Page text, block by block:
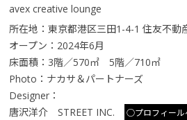
avex creative lounge
所在地：東京都港区三田1-4-1 住友不動
オープン：2024年6月
床面積：3階／570㎡ 5階／710㎡
Photo：ナカサ＆パートナーズ
Designer：
唐沢洋介 STREET INC.
○プロフィール